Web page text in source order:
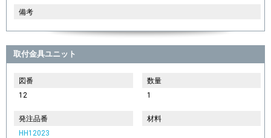
備考
取付金具ユニット
図番
12
数量
1
発注品番
HH12023
材料